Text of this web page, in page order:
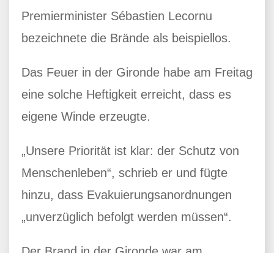
Premierminister Sébastien Lecornu
bezeichnete die Brände als beispiellos.
Das Feuer in der Gironde habe am Freitag
eine solche Heftigkeit erreicht, dass es
eigene Winde erzeugte.
„Unsere Priorität ist klar: der Schutz von
Menschenleben“, schrieb er und fügte
hinzu, dass Evakuierungsanordnungen
„unverzüglich befolgt werden müssen“.